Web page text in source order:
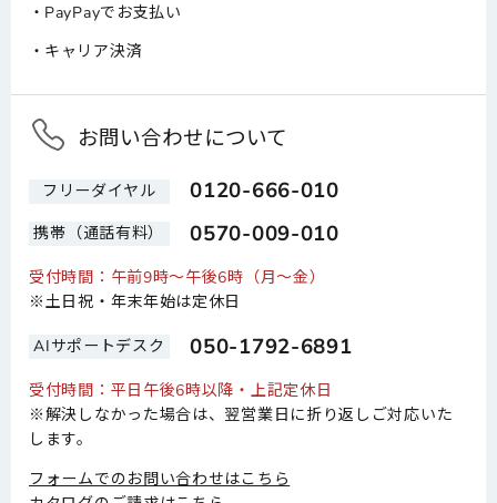
PayPayでお支払い
キャリア決済
お問い合わせについて
フリーダイヤル 0120-666-010
携帯（通話有料） 0570-009-010
受付時間：午前9時～午後6時（月～金）
※土日祝・年末年始は定休日
AIサポートデスク 050-1792-6891
受付時間：平日午後6時以降・上記定休日
※解決しなかった場合は、翌営業日に折り返しご対応いた
します。
フォームでのお問い合わせはこちら